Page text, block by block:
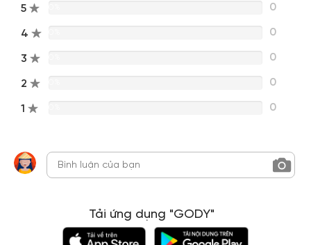
5 0
4 0
3 0
2 0
1 0
Tải ứng dụng "GODY"